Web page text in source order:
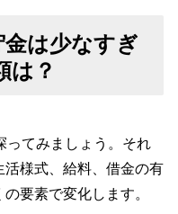
は少なすぎ
は？
ってみましょう。それ
様式、給料、借金の有
要素で変化します。